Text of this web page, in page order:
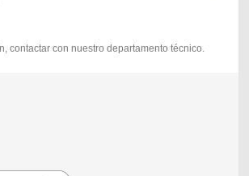
contactar con nuestro departamento técnico.